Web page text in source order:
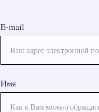
E-mail
Ваш адрес электронной
Имя
Как к Вам можно